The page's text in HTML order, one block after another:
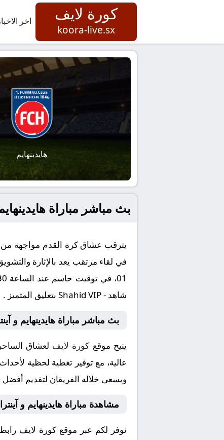
كورة لايف
koora-live.sx
اخر الاخبار
هايدينهايم
بث مباشر مباراة
يترقب عشاق كرة القدم مواجهة من
شاهد - Shahid VIP بتعليق المتميز .
بث مباشر مباراة هايدينهايم و
يتيح موقع كورة لايف لعشاق
عالية، مع توفير تغطية لحظية
ويسعى خلاله الفريقان لتقديم أفضل
مشاهدة مباراة هايدينهايم و
نوفر لكم عبر موقع كورة لايف